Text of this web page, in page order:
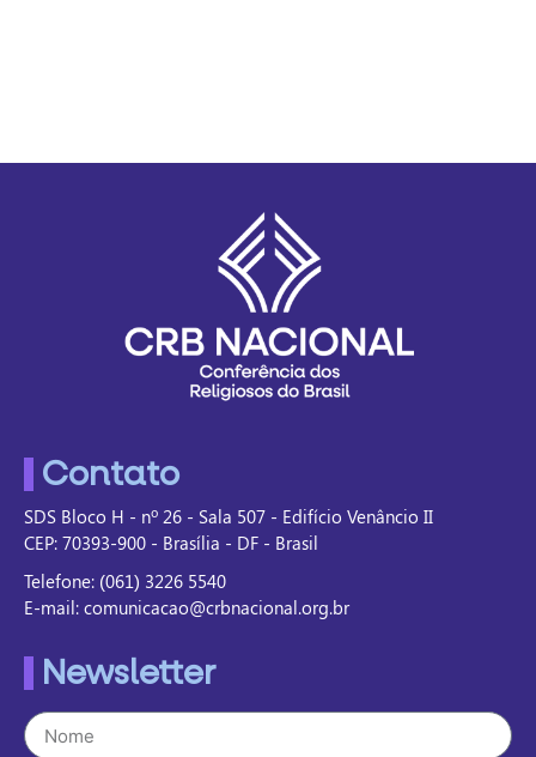
Contato
SDS Bloco H - nº 26 - Sala 507 - Edifício Venâncio II
CEP: 70393-900 - Brasília - DF - Brasil
Telefone: (061) 3226 5540
E-mail: comunicacao@crbnacional.org.br
Newsletter